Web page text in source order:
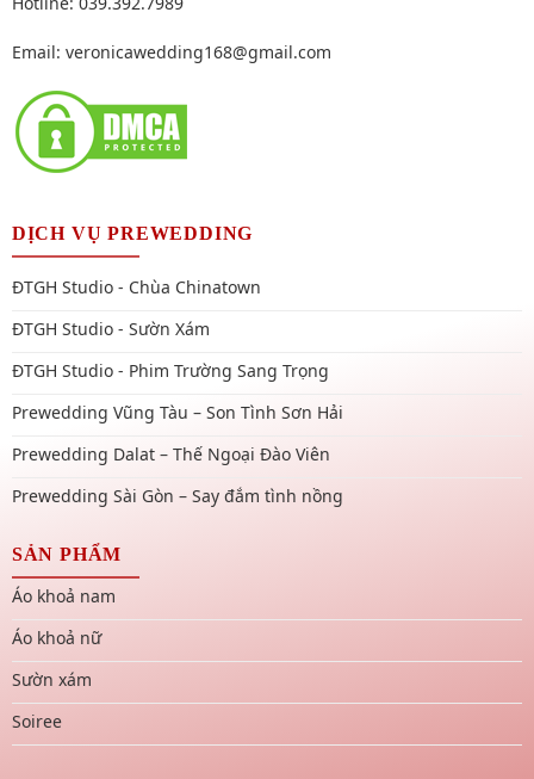
Email: veronicawedding168@gmail.com
DỊCH VỤ PREWEDDING
ĐTGH Studio - Chùa Chinatown
ĐTGH Studio - Sườn Xám
ĐTGH Studio - Phim Trường Sang Trọng
Prewedding Vũng Tàu – Son Tình Sơn Hải
Prewedding Dalat – Thế Ngoại Đào Viên
Prewedding Sài Gòn – Say đắm tình nồng
SẢN PHẨM
Áo khoả nam
Áo khoả nữ
Sườn xám
Soiree